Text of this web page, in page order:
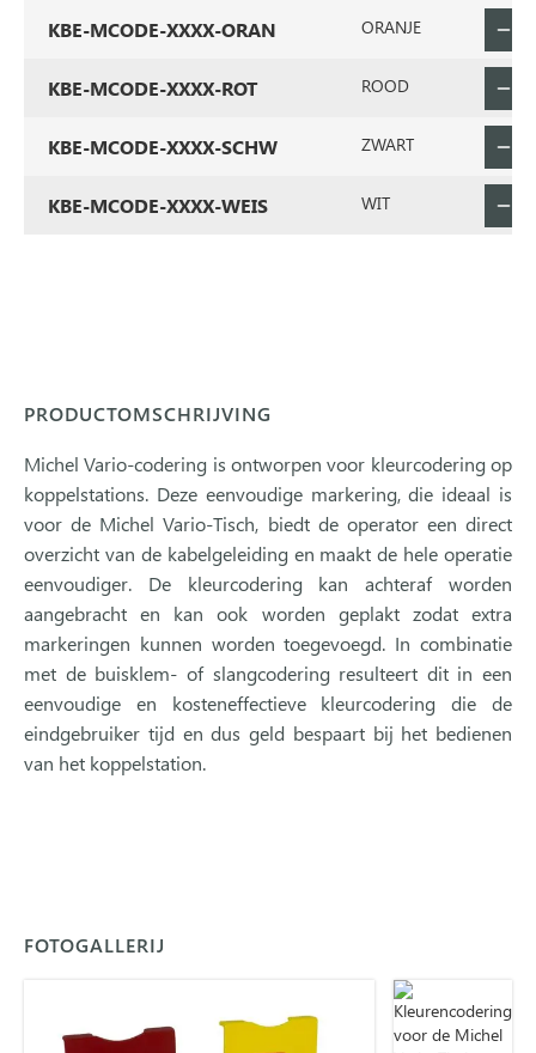
KBE-MCODE-XXXX-ORAN ORANJE
KBE-MCODE-XXXX-ROT ROOD
KBE-MCODE-XXXX-SCHW ZWART
KBE-MCODE-XXXX-WEIS WIT
PRODUCTOMSCHRIJVING
Michel Vario-codering is ontworpen voor kleurcodering op
koppelstations. Deze eenvoudige markering, die ideaal is
voor de Michel Vario-Tisch, biedt de operator een direct
overzicht van de kabelgeleiding en maakt de hele operatie
eenvoudiger. De kleurcodering kan achteraf worden
aangebracht en kan ook worden geplakt zodat extra
markeringen kunnen worden toegevoegd. In combinatie
met de buisklem- of slangcodering resulteert dit in een
eenvoudige en kosteneffectieve kleurcodering die de
eindgebruiker tijd en dus geld bespaart bij het bedienen
van het koppelstation.
FOTOGALLERIJ